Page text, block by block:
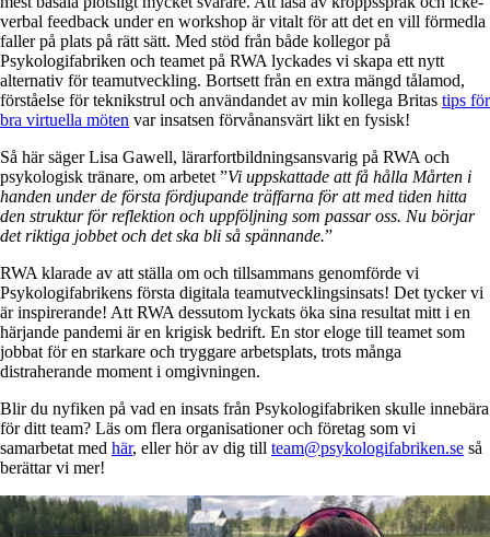
verbal feedback under en workshop är vitalt för att det en vill förmedla
faller på plats på rätt sätt. Med stöd från både kollegor på
Psykologifabriken och teamet på RWA lyckades vi skapa ett nytt
alternativ för teamutveckling. Bortsett från en extra mängd tålamod,
förståelse för teknikstrul och användandet av min kollega Britas tips för
bra virtuella möten var insatsen förvånansvärt likt en fysisk!
Så här säger Lisa Gawell, lärarfortbildningsansvarig på RWA och
psykologisk tränare, om arbetet ”Vi uppskattade att få hålla Mårten i
handen under de första fördjupande träffarna för att med tiden hitta
den struktur för reflektion och uppföljning som passar oss. Nu börjar
det riktiga jobbet och det ska bli så spännande.”
RWA klarade av att ställa om och tillsammans genomförde vi
Psykologifabrikens första digitala teamutvecklingsinsats! Det tycker vi
är inspirerande! Att RWA dessutom lyckats öka sina resultat mitt i en
härjande pandemi är en krigisk bedrift. En stor eloge till teamet som
jobbat för en starkare och tryggare arbetsplats, trots många
distraherande moment i omgivningen.
Blir du nyfiken på vad en insats från Psykologifabriken skulle innebära
för ditt team? Läs om flera organisationer och företag som vi
samarbetat med här, eller hör av dig till team@psykologifabriken.se så
berättar vi mer!